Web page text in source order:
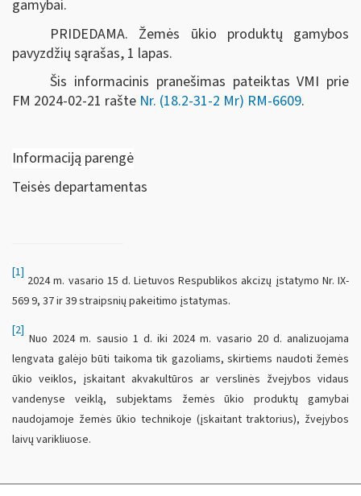
gamybai.
PRIDEDAMA. Žemės ūkio produktų gamybos
pavyzdžių sąrašas, 1 lapas.
Šis informacinis pranešimas pateiktas VMI prie
FM 2024-02-21 rašte Nr. (18.2-31-2 Mr) RM-6609.
Informaciją parengė
Teisės departamentas
[1]
2024 m. vasario 15 d. Lietuvos Respublikos akcizų įstatymo Nr. IX-
569 9, 37 ir 39 straipsnių pakeitimo įstatymas.
[2]
Nuo 2024 m. sausio 1 d. iki 2024 m. vasario 20 d. analizuojama
lengvata galėjo būti taikoma tik gazoliams, skirtiems naudoti žemės
ūkio veiklos, įskaitant akvakultūros ar verslinės žvejybos vidaus
vandenyse veiklą, subjektams žemės ūkio produktų gamybai
naudojamoje žemės ūkio technikoje (įskaitant traktorius), žvejybos
laivų varikliuose.